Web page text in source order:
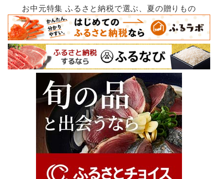
お中元特集 ふるさと納税で選ぶ、夏の贈りもの